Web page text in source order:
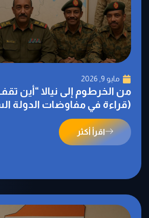
مايو 9, 2026
من الخرطوم إلى نيالا “أين
(قراءة في مفاوضات الدولة
اقرأ أكثر